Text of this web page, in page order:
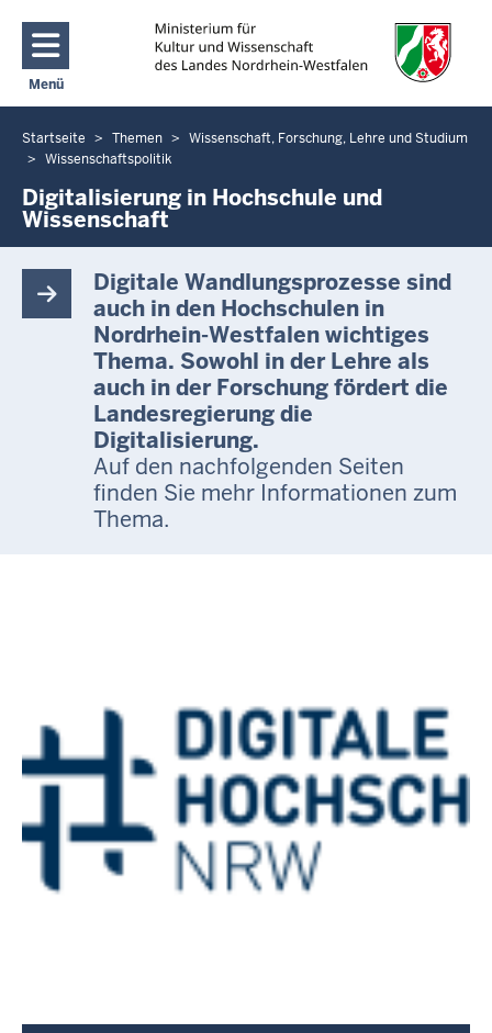
Direkt zum Inhalt
Menü
Navigation aktivieren/deaktivieren: Main Menu
Sie
befinden
sich
hier
Startseite Themen
Wissenschaft, Forschung, Lehre und Studium
Wissenschaftspolitik
Digitalisierung in Hochschule und
Wissenschaft
Digitale Wandlungsprozesse sind
auch in den Hochschulen in
Nordrhein-Westfalen wichtiges
Thema. Sowohl in der Lehre als
auch in der Forschung fördert die
Landesregierung die
Digitalisierung.
Auf den nachfolgenden Seiten
finden Sie mehr Informationen zum
Thema.